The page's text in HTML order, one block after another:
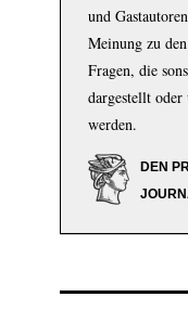
und
Meinung zu
Fragen, die
dargestellt
werden.
DEN